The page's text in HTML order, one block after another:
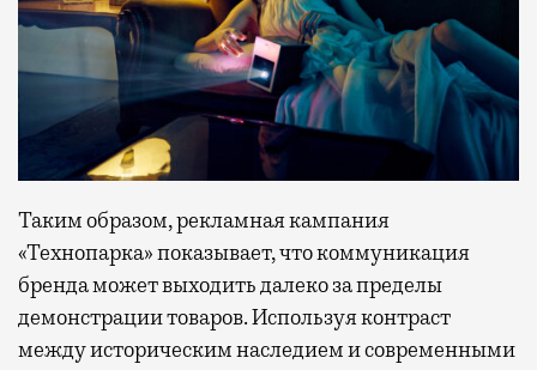
Таким образом, рекламная кампания
«Технопарка» показывает, что коммуникация
бренда может выходить далеко за пределы
демонстрации товаров. Используя контраст
между историческим наследием и современными